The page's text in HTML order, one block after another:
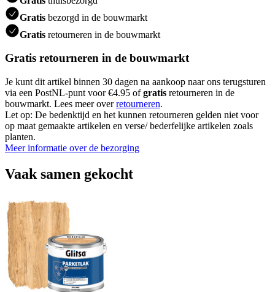
Gratis bezorgd in de bouwmarkt
Gratis retourneren in de bouwmarkt
Gratis retourneren in de bouwmarkt
Je kunt dit artikel binnen 30 dagen na aankoop naar ons terugsturen
via een PostNL-punt voor €4.95 ofgratis retourneren in de
bouwmarkt. Lees meer overretourneren.
Let op: De bedenktijd en het kunnen retourneren gelden niet voor
op maat gemaakte artikelen en verse/ bederfelijke artikelen zoals
planten.
Meer informatie over de bezorging
Vaak samen gekocht